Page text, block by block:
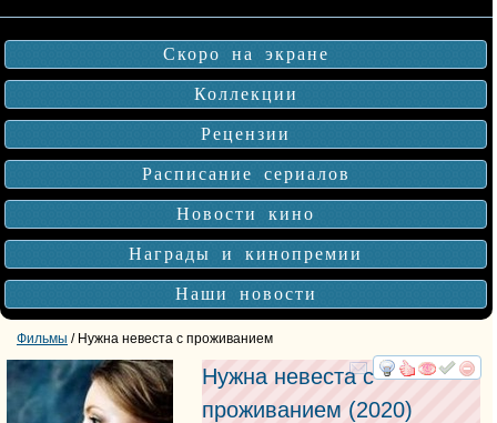
Скоро на экране
Коллекции
Рецензии
Расписание сериалов
Новости кино
Награды и кинопремии
Наши новости
Фильмы / Нужна невеста с проживанием
смотреть
Нужна невеста с
проживанием (2020)